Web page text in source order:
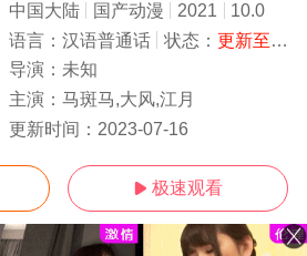
中国大陆 国产动漫 2021
10.0
语言： 汉语普通话 状态： 更新至19集
导演： 未知
主演： 马斑马,大风,江月
更新时间： 2023-07-16
 极速观看